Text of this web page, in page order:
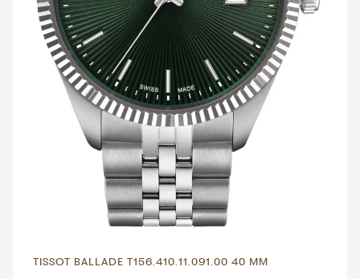
TISSOT BALLADE T156.410.11.091.00 40 MM